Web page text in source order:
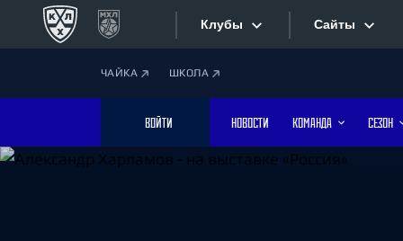
Клубы
Дивизион Боброва
Лада
Сайты
ЧАЙКА ШКОЛА
ВОЙТИ НОВОСТИ КОМАНДА СЕЗОН